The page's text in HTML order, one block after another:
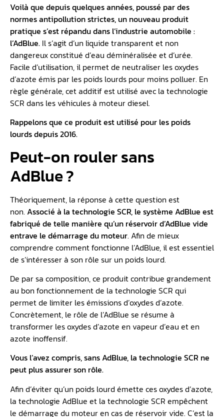
Voilà que depuis quelques années, poussé par des
normesantipollutionstrictes, un nouveau produit
pratique s’est répandu dans l’industrie automobile :
l’AdBlue. Il s’agit d’un liquide transparent et non
dangereux constitué d’eau déminéralisée et d’urée.
Facile d’utilisation, il permet de neutraliser les oxydes
d’azote émis par les poids lourds pour moins polluer. En
règle générale, cet additif est utilisé avec la technologie
SCR dans les véhicules à moteur diesel.
Rappelons que ce produit est utilisé pour les poids
lourds depuis 2016.
Peut-on rouler sans
AdBlue ?
Théoriquement, la réponse à cette question est
non. Associé à la technologie SCR, le système AdBlue est
fabriqué de telle manière qu’un réservoir d’AdBlue vide
entrave le démarrage du moteur. Afin de mieux
comprendre comment fonctionne l’AdBlue, il est essentiel
de s’intéresser à son rôle sur un poids lourd.
De par sa composition, ce produit contribue grandement
au bon fonctionnement de la technologie SCR qui
permet de limiter les émissions d’oxydes d’azote.
Concrètement, le rôle de l’AdBlue se résume à
transformer les oxydes d’azote en vapeur d’eau et en
azote inoffensif.
Vous l’avez compris, sans AdBlue, la technologie SCR ne
peut plus assurer son rôle.
Afin d’éviter qu’un poids lourd émette ces oxydes d’azote,
la technologie AdBlue et la technologie SCR empêchent
le démarrage du moteur en cas de réservoir vide. C’est la